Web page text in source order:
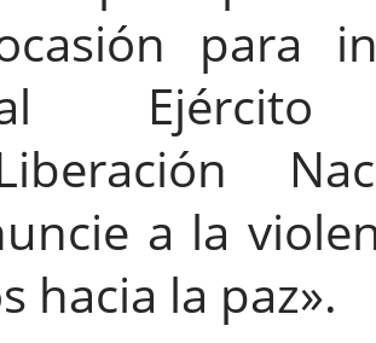
para
a la
hacia la paz».